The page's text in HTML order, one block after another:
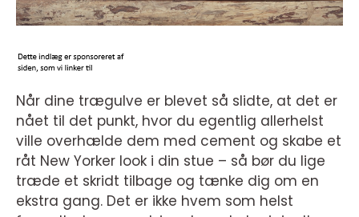
Når dine trægulve er blevet så slidte, at det er
nået til det punkt, hvor du egentlig allerhelst
ville overhælde dem med cement og skabe et
råt New Yorker look i din stue – så bør du lige
træde et skridt tilbage og tænke dig om en
ekstra gang. Det er ikke hvem som helst